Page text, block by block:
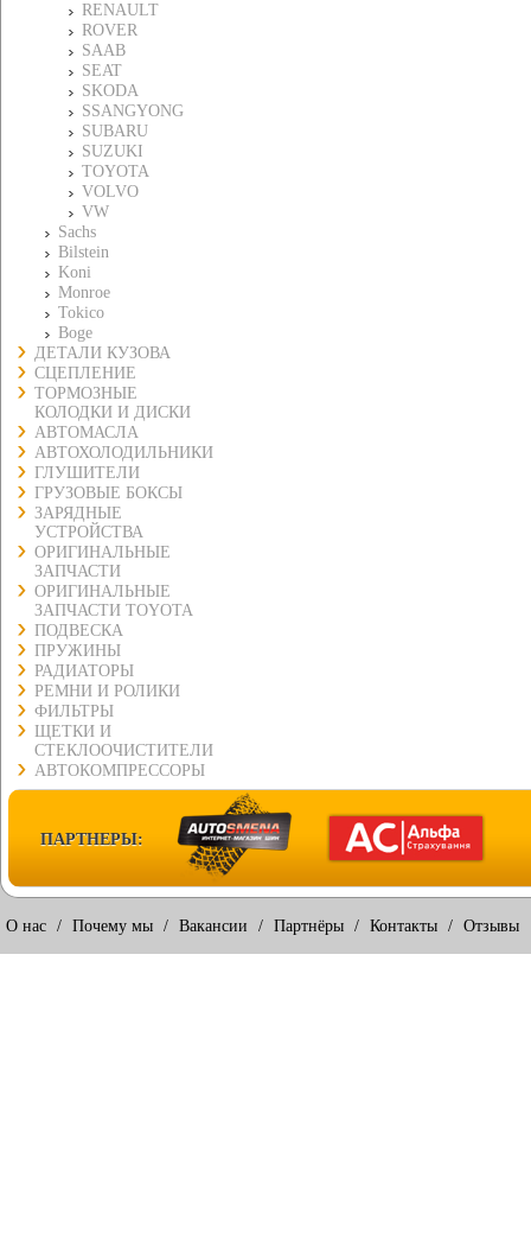
RENAULT
ROVER
SAAB
SEAT
SKODA
SSANGYONG
SUBARU
SUZUKI
TOYOTA
VOLVO
VW
Sachs
Bilstein
Koni
Monroe
Tokico
Boge
ДЕТАЛИ КУЗОВА
СЦЕПЛЕНИЕ
ТОРМОЗНЫЕ
КОЛОДКИ И ДИСКИ
АВТОМАСЛА
АВТОХОЛОДИЛЬНИКИ
ГЛУШИТЕЛИ
ГРУЗОВЫЕ БОКСЫ
ЗАРЯДНЫЕ
УСТРОЙСТВА
ОРИГИНАЛЬНЫЕ
ЗАПЧАСТИ
ОРИГИНАЛЬНЫЕ
ЗАПЧАСТИ TOYOTA
ПОДВЕСКА
ПРУЖИНЫ
РАДИАТОРЫ
РЕМНИ И РОЛИКИ
ФИЛЬТРЫ
ЩЕТКИ И
СТЕКЛООЧИСТИТЕЛИ
АВТОКОМПРЕССОРЫ
ПАРТНЕРЫ:
О нас / Почему мы / Вакансии / Партнёры / Контакты / Отзывы